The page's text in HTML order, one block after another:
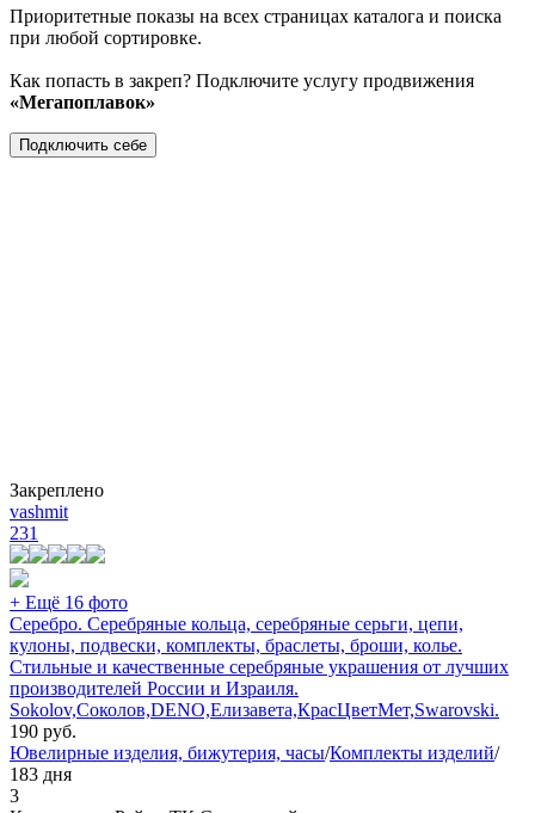
Приоритетные показы на всех страницах каталога и поиска
при любой сортировке.
Как попасть в закреп? Подключите услугу продвижения
«Мегапоплавок»
Подключить себе
Закреплено
vashmit
231
+ Ещё 16 фото
Серебро. Серебряные кольца, серебряные серьги, цепи,
кулоны, подвески, комплекты, браслеты, броши, колье.
Стильные и качественные серебряные украшения от лучших
производителей России и Израиля.
Sokolov,Соколов,DENO,Елизавета,КрасЦветМет,Swarovski.
190 руб.
Ювелирные изделия, бижутерия, часы/Комплекты изделий/
183 дня
3